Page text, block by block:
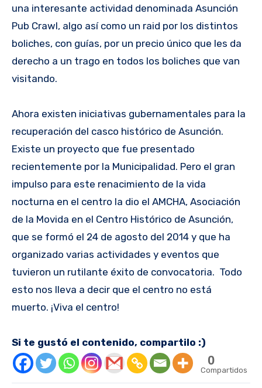
una interesante actividad denominada Asunción
Pub Crawl, algo así como un raid por los distintos
boliches, con guías, por un precio único que les da
derecho a un trago en todos los boliches que van
visitando.
Ahora existen iniciativas gubernamentales para la
recuperación del casco histórico de Asunción.
Existe un proyecto que fue presentado
recientemente por la Municipalidad. Pero el gran
impulso para este renacimiento de la vida
nocturna en el centro la dio el AMCHA, Asociación
de la Movida en el Centro Histórico de Asunción,
que se formó el 24 de agosto del 2014 y que ha
organizado varias actividades y eventos que
tuvieron un rutilante éxito de convocatoria. Todo
esto nos lleva a decir que el centro no está
muerto. ¡Viva el centro!
Si te gustó el contenido, compartilo :)
0
Compartidos